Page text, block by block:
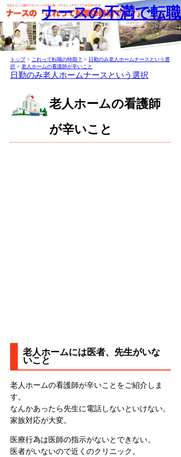
ナースの不満で転職
トップ> これって転職の時期？ > 日勤のみ老人ホームナースという選
択 > 老人ホームの看護師が辛いこと
日勤のみ老人ホームナースという選択
老人ホームの看護師
が辛いこと
老人ホームには医者、先生がいな
いこと
老人ホームの看護師が辛いことをご紹介しま
す。
なんかあったら先生に電話しないといけない。
家族対応が大変。
医療行為は医師の指示がないとできない。
医者がいないので近くのクリニック。